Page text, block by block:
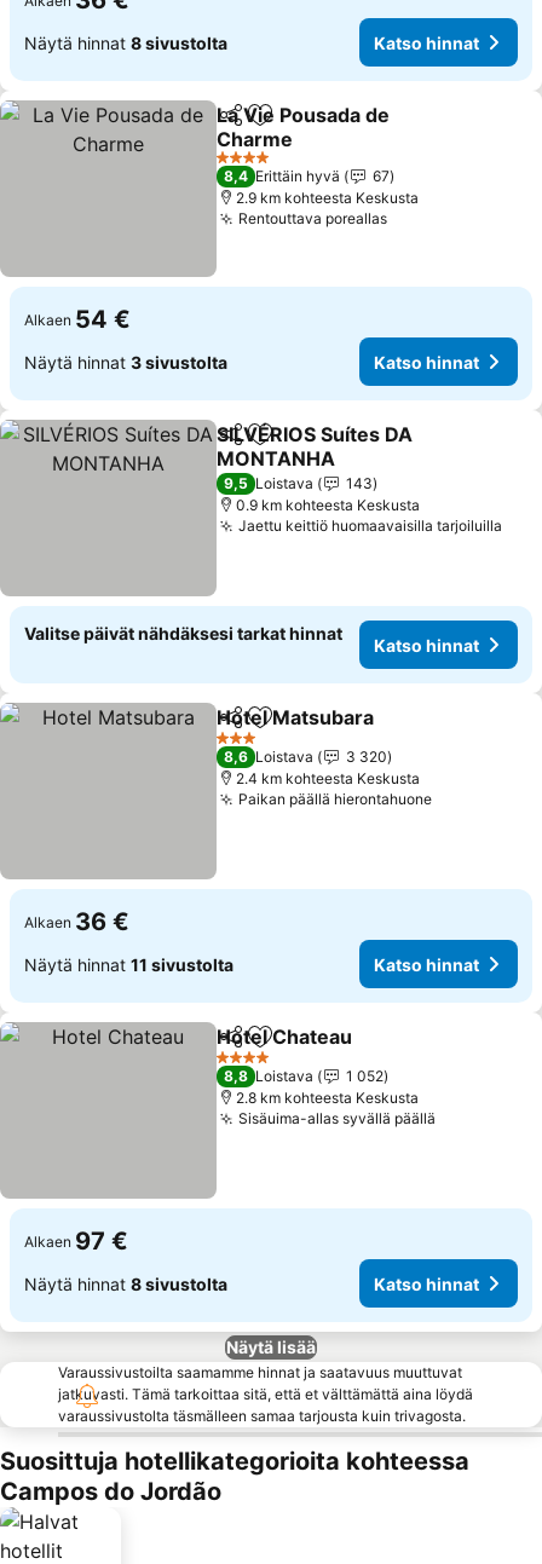
Näytä hinnat 8 sivustolta Katso hinnat
Jaa Lisää suosikkeihin
La Vie Pousada de
Charme
4 Tähtiluokitus
8,4 Erittäin hyvä
67
2.9 km kohteesta Keskusta
Rentouttava poreallas
Alkaen 54 €
Näytä hinnat 3 sivustolta Katso hinnat
Jaa Lisää suosikkeihin
SILVÉRIOS Suítes DA
MONTANHA
9,5 Loistava
143
0.9 km kohteesta Keskusta
Jaettu keittiö huomaavaisilla tarjoiluilla
Valitse päivät nähdäksesi tarkat hinnat
Katso hinnat
Jaa Lisää suosikkeihin
Hotel Matsubara
3 Tähtiluokitus
8,6 Loistava
3 320
2.4 km kohteesta Keskusta
Paikan päällä hierontahuone
Alkaen 36 €
Näytä hinnat 11 sivustolta Katso hinnat
Jaa Lisää suosikkeihin
Hotel Chateau
4 Tähtiluokitus
8,8 Loistava
1 052
2.8 km kohteesta Keskusta
Sisäuima-allas syvällä päällä
Alkaen 97 €
Näytä hinnat 8 sivustolta Katso hinnat
Näytä lisää
Varaussivustoilta saamamme hinnat ja saatavuus muuttuvat
jatkuvasti. Tämä tarkoittaa sitä, että et välttämättä aina löydä
varaussivustolta täsmälleen samaa tarjousta kuin trivagosta.
Suosittuja hotellikategorioita kohteessa
Campos do Jordão